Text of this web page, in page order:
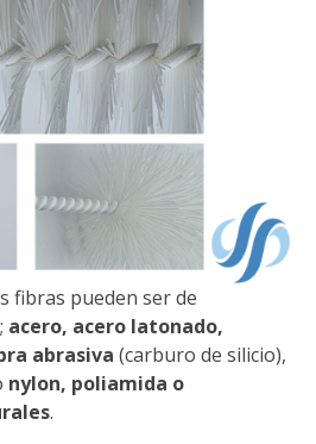
fibras pueden ser de
acero, acero latonado,
abrasiva (carburo de silicio),
nylon, poliamida o
.